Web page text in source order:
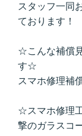
スタッフ一同
ております！
☆こんな補償
す☆
スマホ修理補
☆スマホ修理
撃のガラスコ